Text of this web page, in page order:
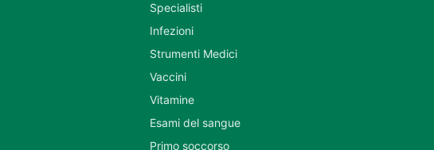
Specialisti
Infezioni
Strumenti Medici
Vaccini
Vitamine
Esami del sangue
Primo soccorso